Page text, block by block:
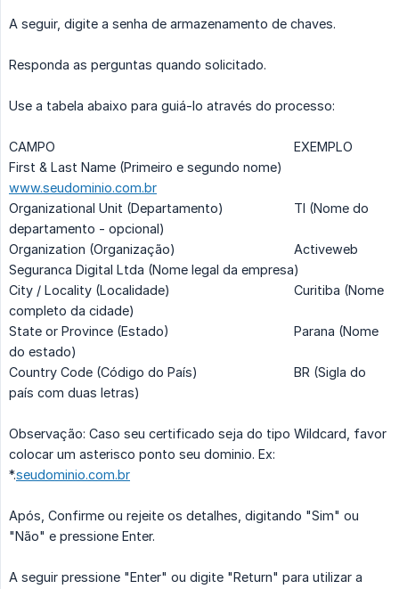
A seguir, digite a senha de armazenamento de chaves.
Responda as perguntas quando solicitado.
Use a tabela abaixo para guiá-lo através do processo:
CAMPO
EXEMPLO
First & Last Name (Primeiro e segundo nome)
www.seudominio.com.br
Organizational Unit (Departamento)
TI (Nome do
departamento - opcional)
Organization (Organização)
Activeweb
Seguranca Digital Ltda (Nome legal da empresa)
City / Locality (Localidade)
Curitiba (Nome
completo da cidade)
State or Province (Estado)
Parana (Nome
do estado)
Country Code (Código do País)
BR (Sigla do
país com duas letras)
Observação: Caso seu certificado seja do tipo Wildcard, favor
colocar um asterisco ponto seu dominio. Ex:
*.seudominio.com.br
Após, Confirme ou rejeite os detalhes, digitando "Sim" ou
"Não" e pressione Enter.
A seguir pressione "Enter" ou digite "Return" para utilizar a